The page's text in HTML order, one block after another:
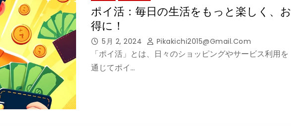
ポイ活：毎日の生活をもっと楽しく、お
得に！
5月 2, 2024 Pikakichi2015@gmail.com
「ポイ活」とは、日々のショッピングやサービス利用を
通じてポイ…